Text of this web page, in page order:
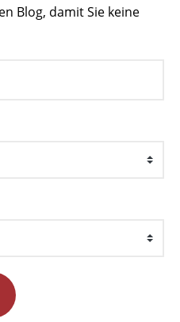
Blog, damit Sie keine